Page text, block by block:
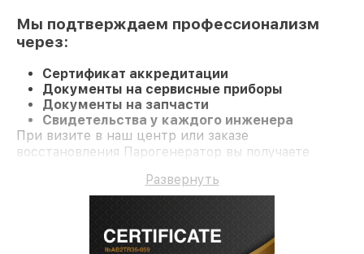
Мы подтверждаем профессионализм
через:
Сертификат аккредитации
Документы на сервисные приборы
Документы на запчасти
Свидетельства у каждого инженера
При визите в наш центр или заказе
восстановления Парогенератор вы получаете
Развернуть